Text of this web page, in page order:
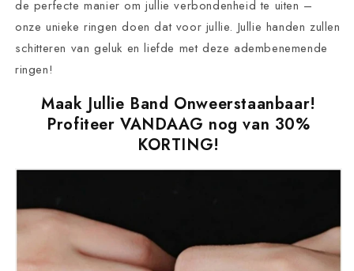
de perfecte manier om jullie verbondenheid te uiten –
onze unieke ringen doen dat voor jullie. Jullie handen zullen
schitteren van geluk en liefde met deze adembenemende
ringen!
Maak Jullie Band Onweerstaanbaar!
Profiteer VANDAAG nog van 30%
KORTING!